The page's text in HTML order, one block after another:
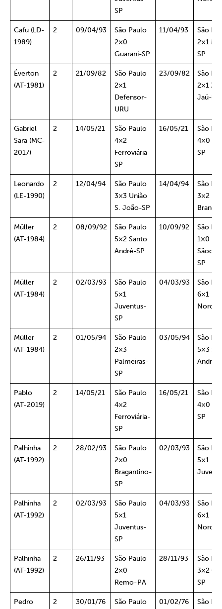
SP
Cafu (LD-
1989)
2 09/04/93
São Paulo
2×0
Guarani-SP
11/04/93
São
2×1
SP
Éverton
(AT-1981)
2 21/09/82
São Paulo
2×1
Defensor-
URU
23/09/82
São
2×1 XV
Jaú-SP
Gabriel
Sara (MC-
2017)
2 14/05/21
São Paulo
4×2
Ferroviária-
SP
16/05/21
São
4×0
SP
Leonardo
(LE-1990)
2 12/04/94
São Paulo
3×3 União
S. João-SP
14/04/94
São
3×2 Rio
Müller
(AT-1984)
2 08/09/92
São Paulo
5×2 Santo
André-SP
10/09/92
São
1×0
SP
Müller
(AT-1984)
2 02/03/93
São Paulo
5×1
Juventus-
SP
04/03/93
São
6×1
Müller
(AT-1984)
2 01/05/94
São Paulo
2×3
Palmeiras-
SP
03/05/94
São
5×3
André-
Pablo
(AT-2019)
2 14/05/21
São Paulo
4×2
Ferroviária-
SP
16/05/21
São
4×0
SP
Palhinha
(AT-1992)
2 28/02/93
São Paulo
2×0
Bragantino-
SP
02/03/93
São
5×1
Palhinha
(AT-1992)
2 02/03/93
São Paulo
5×1
Juventus-
SP
04/03/93
São
6×1
Palhinha
(AT-1992)
2 26/11/93
São Paulo
2×0
Remo-PA
28/11/93
São
3×2
SP
Pedro
2 30/01/76
São Paulo
01/02/76
São